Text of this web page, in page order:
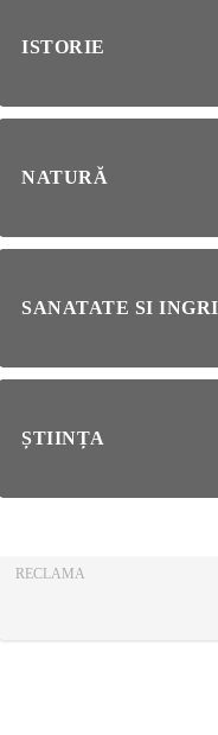
ISTORIE
NATURĂ
SANATATE SI
ȘTIINȚA
RECLAMA